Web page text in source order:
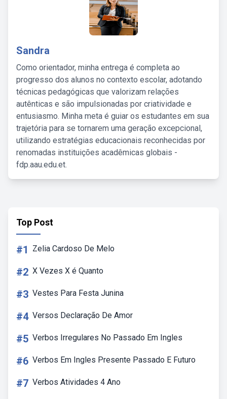
Sandra
Como orientador, minha entrega é completa ao
progresso dos alunos no contexto escolar, adotando
técnicas pedagógicas que valorizam relações
autênticas e são impulsionadas por criatividade e
entusiasmo. Minha meta é guiar os estudantes em sua
trajetória para se tornarem uma geração excepcional,
utilizando estratégias educacionais reconhecidas por
renomadas instituições acadêmicas globais -
fdp.aau.edu.et.
Top Post
#1 Zelia Cardoso De Melo
#2 X Vezes X é Quanto
#3 Vestes Para Festa Junina
#4 Versos Declaração De Amor
#5 Verbos Irregulares No Passado Em Ingles
#6 Verbos Em Ingles Presente Passado E Futuro
#7 Verbos Atividades 4 Ano